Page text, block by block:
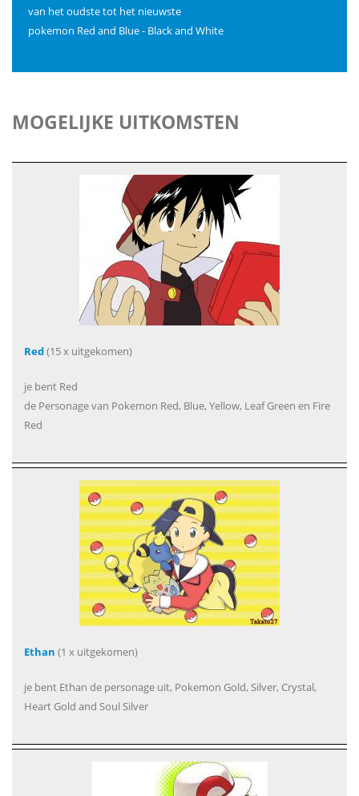
van het oudste tot het nieuwste
pokemon Red and Blue - Black and White
MOGELIJKE UITKOMSTEN
Red(15 x uitgekomen)
je bent Red
de Personage van Pokemon Red, Blue, Yellow, Leaf Green en Fire
Red
Ethan (1 x uitgekomen)
je bent Ethan de personage uit, Pokemon Gold, Silver, Crystal,
Heart Gold and Soul Silver